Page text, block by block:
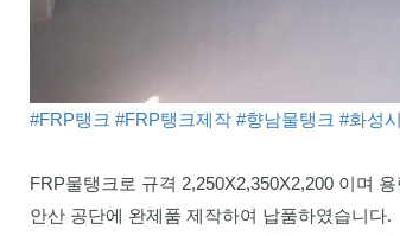
#FRP탱크 #FRP탱크제작 #향남물탱크 #화성
FRP물탱크로 규격 2,250X2,350X2,200 이며
안산 공단에 완제품 제작하여 납품하였습니다.